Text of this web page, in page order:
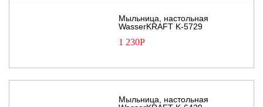
Мыльница, настольная
WasserKRAFT K-5729
1 230Р
Мыльница, настольная